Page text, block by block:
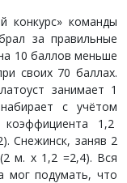
конкурс» команды
за правильные
10 баллов меньше
своих 70 баллах.
занимает 1
с учётом
1,2
Снежинск, заняв 2
м. х 1,2 =2,4). Вся
мог подумать, что